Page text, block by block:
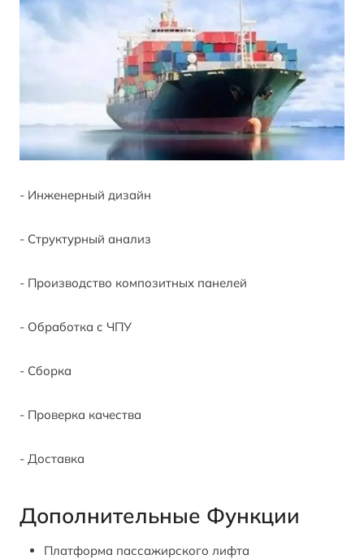
- Инженерный дизайн
- Структурный анализ
- Производство композитных панелей
- Обработка с ЧПУ
- Сборка
- Проверка качества
- Доставка
Дополнительные Функции
Платформа пассажирского лифта